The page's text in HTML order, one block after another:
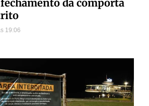
da comporta
19:06